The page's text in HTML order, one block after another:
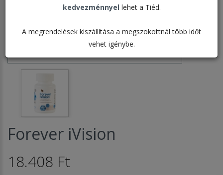
kedvezménnyel lehet a Tiéd.
A megrendelések kiszállítása a megszokottnál több időt
vehet igénybe.
Forever iVision
18.408 Ft